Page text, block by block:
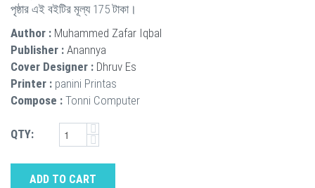
পৃষ্ঠার এই বইটির মূল্য 175 টাকা।
Author : Muhammed Zafar Iqbal
Publisher : Anannya
Cover Designer : Dhruv Es
Printer : panini Printas
Compose : Tonni Computer
QTY:
ADD TO CART